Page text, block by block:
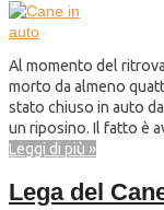
Al momento del
morto da almeno
stato chiuso in auto
un riposino. Il fatto è
Leggi di più »
Lega del